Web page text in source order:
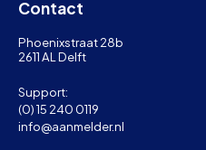
Contact
Phoenixstraat 28b
2611 AL Delft
Support:
(0) 15 240 0119
info@aanmelder.nl